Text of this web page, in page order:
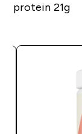
protein 21g